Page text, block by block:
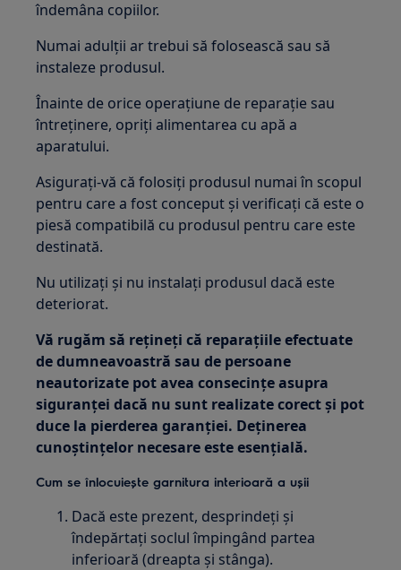
îndemâna copiilor.
Numai adulții ar trebui să folosească sau să
instaleze produsul.
Înainte de orice operațiune de reparație sau
întreținere, opriți alimentarea cu apă a
aparatului.
Asigurați-vă că folosiți produsul numai în scopul
pentru care a fost conceput și verificați că este o
piesă compatibilă cu produsul pentru care este
destinată.
Nu utilizați și nu instalați produsul dacă este
deteriorat.
Vă rugăm să rețineți că reparațiile efectuate
de dumneavoastră sau de persoane
neautorizate pot avea consecințe asupra
siguranței dacă nu sunt realizate corect și pot
duce la pierderea garanției. Deținerea
cunoștințelor necesare este esențială.
Cum se înlocuiește garnitura interioară a ușii
Dacă este prezent, desprindeți și
îndepărtați soclul împingând partea
inferioară (dreapta și stânga).